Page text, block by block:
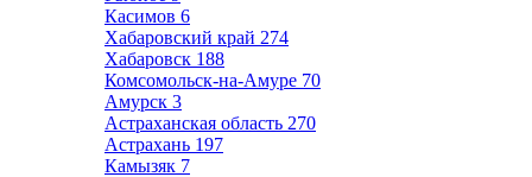
Касимов 6
Хабаровский край 274
Хабаровск 188
Комсомольск-на-Амуре 70
Амурск 3
Астраханская область 270
Астрахань 197
Камызяк 7